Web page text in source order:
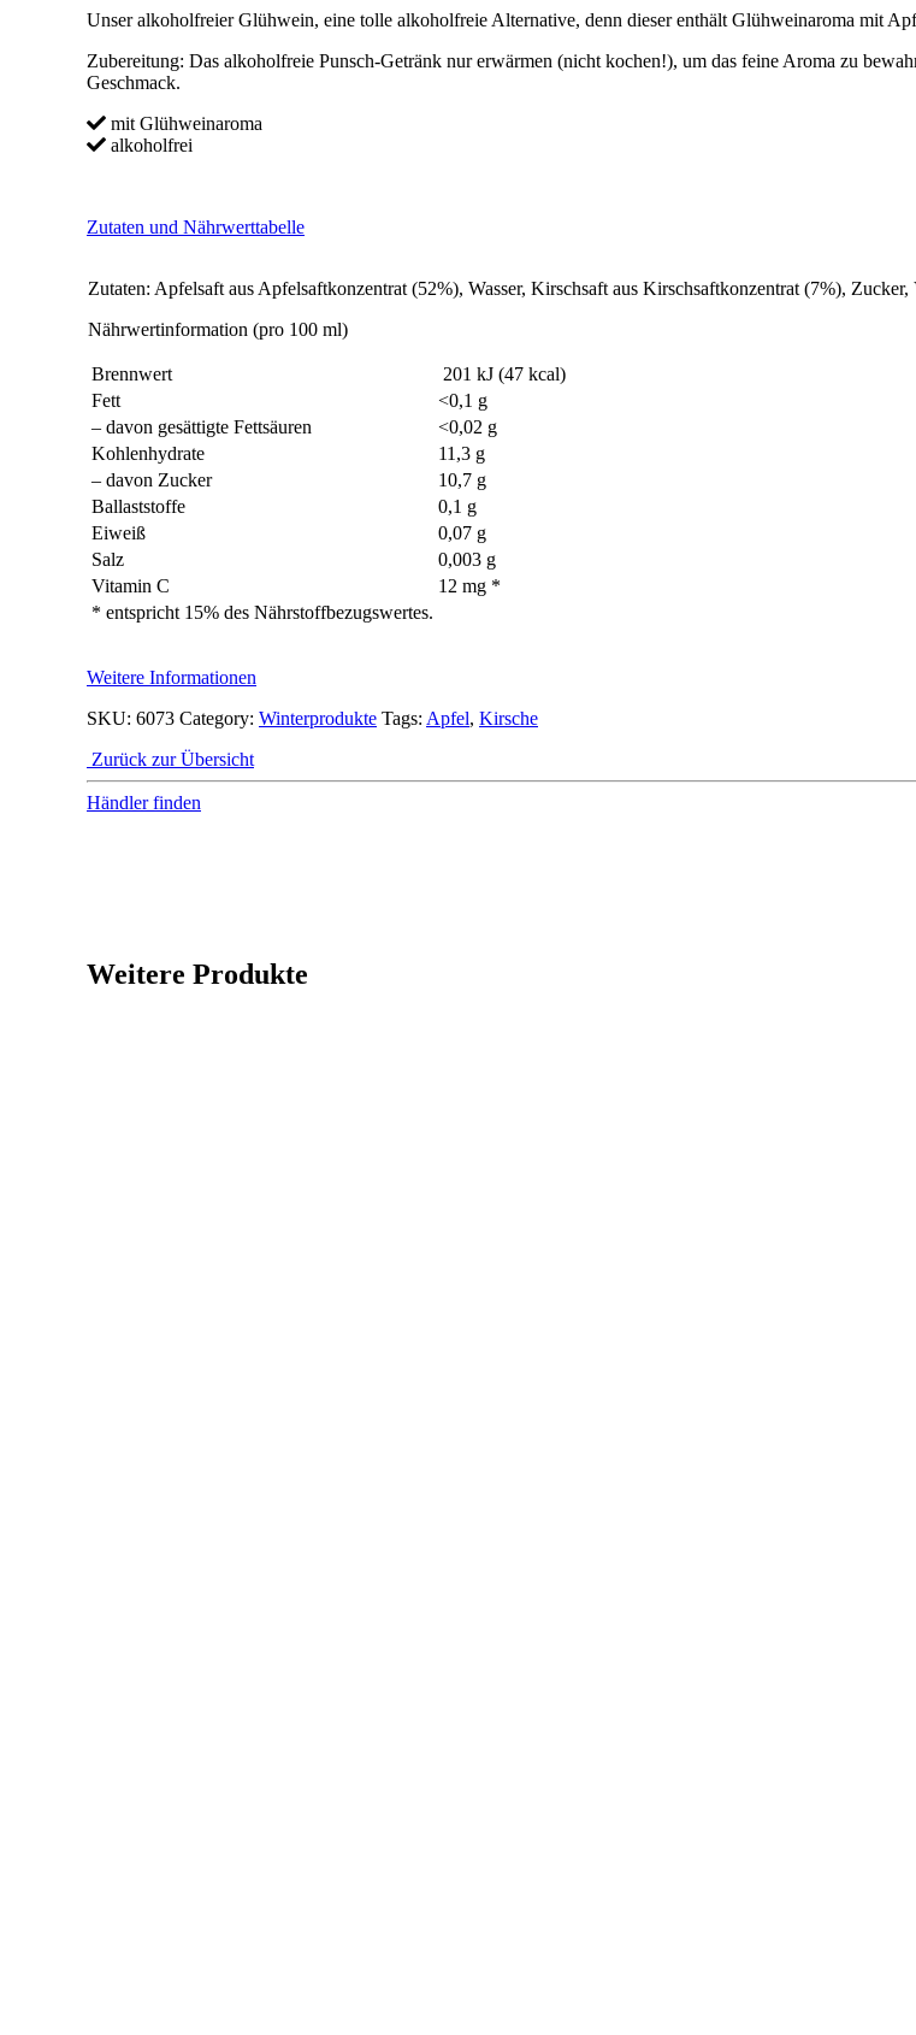
Unser alkoholfreier Glühwein, eine tolle alkoholfreie Alternative, denn dieser enthält Glühweinaroma mit
Zubereitung: Das alkoholfreie Punsch-Getränk nur erwärmen (nicht kochen!), um das feine Aroma zu
Geschmack.
mit Glühweinaroma
alkoholfrei
Zutaten und Nährwerttabelle
Zutaten: Apfelsaft aus Apfelsaftkonzentrat (52%), Wasser, Kirschsaft aus Kirschsaftkonzentrat (7%),
Nährwertinformation (pro 100 ml)
Brennwert
201 kJ (47 kcal)
Fett
<0,1 g
– davon gesättigte Fettsäuren
<0,02 g
Kohlenhydrate
11,3 g
– davon Zucker
10,7 g
Ballaststoffe
0,1 g
Eiweiß
0,07 g
Salz
0,003 g
Vitamin C
12 mg *
* entspricht 15% des Nährstoffbezugswertes.
Weitere Informationen
SKU: 6073 Category: Winterprodukte Tags: Apfel, Kirsche
Zurück zur Übersicht
Händler finden
Weitere Produkte